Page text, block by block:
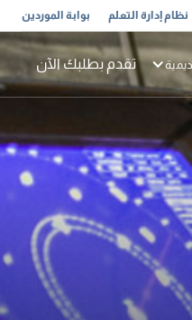
نظام إدارة التعلم بوابة الموردين
تقدم بطلبك الآن